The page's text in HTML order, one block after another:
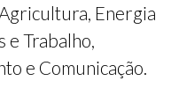
Energia
e Trabalho,
e Comunicação.